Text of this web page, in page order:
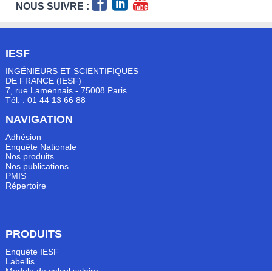
NOUS SUIVRE :
IESF
INGÉNIEURS ET SCIENTIFIQUES
DE FRANCE (IESF)
7, rue Lamennais - 75008 Paris
Tél. : 01 44 13 66 88
NAVIGATION
Adhésion
Enquête Nationale
Nos produits
Nos publications
PMIS
Répertoire
PRODUITS
Enquête IESF
Labellis